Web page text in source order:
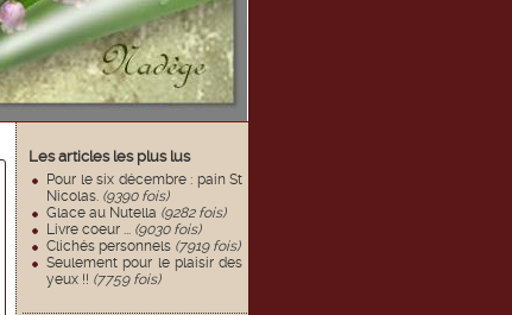
Les articles les plus lus
Pour le six décembre : pain St
Nicolas. (9390 fois)
Glace au Nutella (9282 fois)
Livre coeur ... (9030 fois)
Clichés personnels (7919 fois)
Seulement pour le plaisir des
yeux !! (7759 fois)